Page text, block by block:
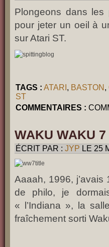
Plongeons dans
pour jeter un oeil à
sur Atari ST.
TAGS : ATARI , BASTON ,
ST
COMMENTAIRES :
WAKU WAKU 7
ÉCRIT PAR : JYP LE 25
Aaaah, 1996,
de philo, je
« l’Indiana », la
fraîchement sorti